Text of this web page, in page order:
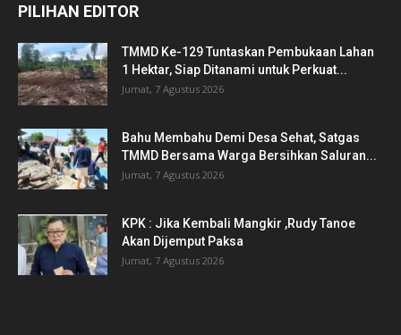
PILIHAN EDITOR
TMMD Ke-129 Tuntaskan Pembukaan Lahan
1 Hektar, Siap Ditanami untuk Perkuat...
Jumat, 7 Agustus 2026
Bahu Membahu Demi Desa Sehat, Satgas
TMMD Bersama Warga Bersihkan Saluran...
Jumat, 7 Agustus 2026
KPK : Jika Kembali Mangkir ,Rudy Tanoe
Akan Dijemput Paksa
Jumat, 7 Agustus 2026